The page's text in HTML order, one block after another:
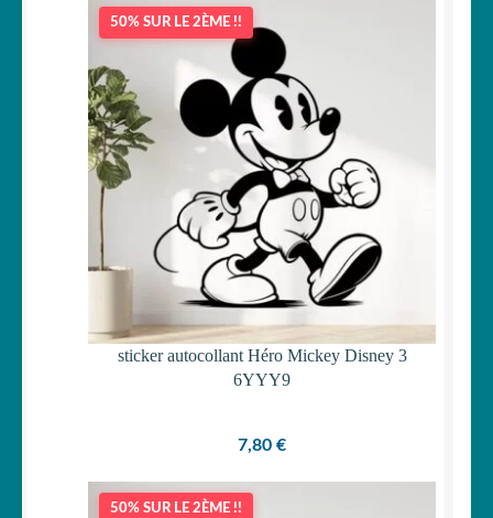
50% SUR LE 2ÈME !!
sticker autocollant Héro Mickey Disney 3
6YYY9
7,80 €
50% SUR LE 2ÈME !!